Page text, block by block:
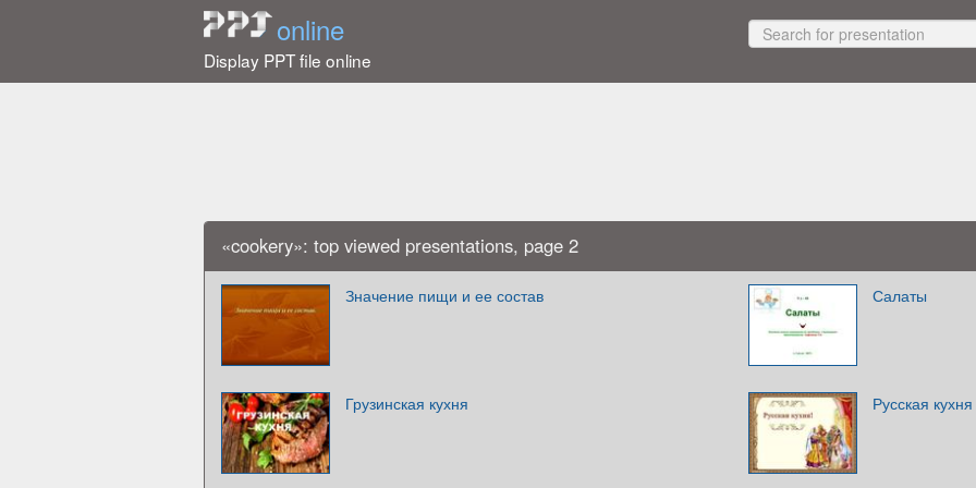
online
Display PPT file online
«cookery»: top viewed presentations, page 2
Значение пищи и ее состав Салаты
Грузинская кухня Русская кухня